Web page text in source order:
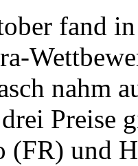
fand
nahm
Preise
(FR) und